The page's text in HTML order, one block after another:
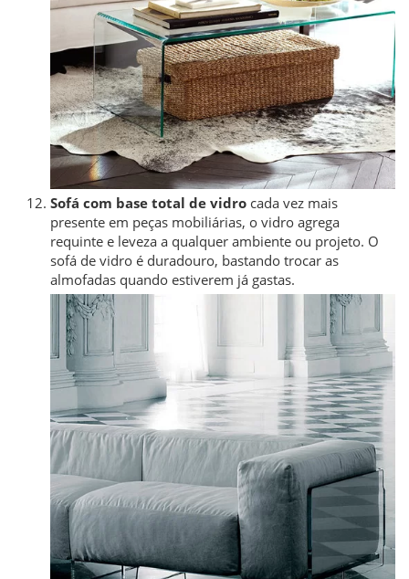
Sofá com base total de vidro cada vez mais
presente em peças mobiliárias, o vidro agrega
requinte e leveza a qualquer ambiente ou projeto. O
sofá de vidro é duradouro, bastando trocar as
almofadas quando estiverem já gastas.